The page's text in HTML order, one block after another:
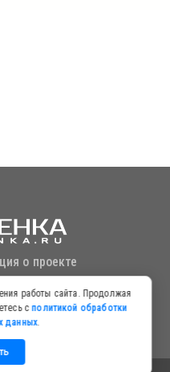
о проекте
персональных данных
работы сайта. Продолжая
сполитикой обработки
данных.